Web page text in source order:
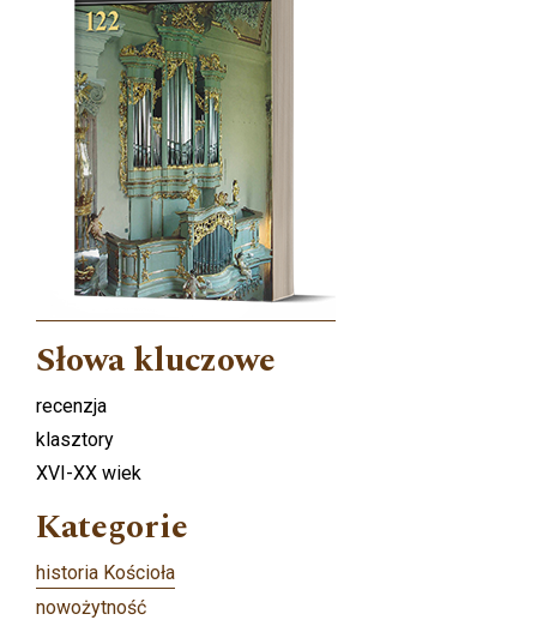
Słowa kluczowe
recenzja
klasztory
XVI-XX wiek
Kategorie
historia Kościoła
nowożytność